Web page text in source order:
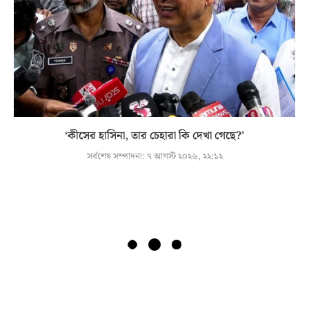
‘কীসের হাসিনা, তার চেহারা কি দেখা গেছে?’
সর্বশেষ সম্পাদনা: ৭ আগস্ট ২০২৬, ২২:১২